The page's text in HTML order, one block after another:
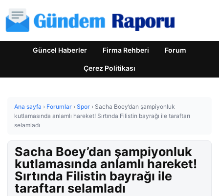
Güncel Haberler Firma Rehberi Forum
Çerez Politikası
Ana sayfa › Forumlar › Spor › Sacha Boey’dan şampiyonluk
kutlamasında anlamlı hareket! Sırtında Filistin bayrağı ile taraftarı
selamladı
Sacha Boey’dan şampiyonluk
kutlamasında anlamlı hareket!
Sırtında Filistin bayrağı ile
taraftarı selamladı